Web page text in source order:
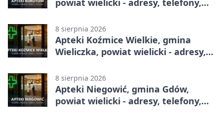
powiat wielicki - adresy, telefony,
8 sierpnia 2026
Apteki Koźmice Wielkie, gmina
Wieliczka, powiat wielicki - adresy,
8 sierpnia 2026
Apteki Niegowić, gmina Gdów,
powiat wielicki - adresy, telefony,